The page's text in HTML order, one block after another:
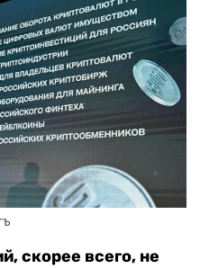
скорее всего, не